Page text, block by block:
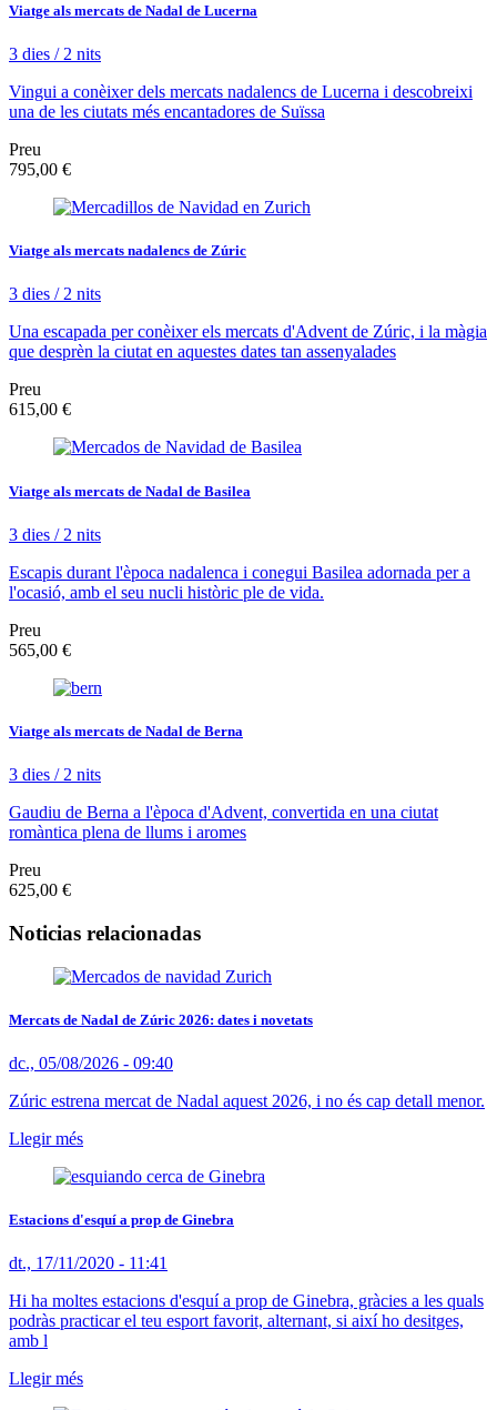
Viatge als mercats de Nadal de Lucerna
3 dies / 2 nits
Vingui a conèixer dels mercats nadalencs de Lucerna i descobreixi
una de les ciutats més encantadores de Suïssa
Preu
795,00 €
Viatge als mercats nadalencs de Zúric
3 dies / 2 nits
Una escapada per conèixer els mercats d'Advent de Zúric, i la màgia
que desprèn la ciutat en aquestes dates tan assenyalades
Preu
615,00 €
Viatge als mercats de Nadal de Basilea
3 dies / 2 nits
Escapis durant l'època nadalenca i conegui Basilea adornada per a
l'ocasió, amb el seu nucli històric ple de vida.
Preu
565,00 €
Viatge als mercats de Nadal de Berna
3 dies / 2 nits
Gaudiu de Berna a l'època d'Advent, convertida en una ciutat
romàntica plena de llums i aromes
Preu
625,00 €
Noticias relacionadas
Mercats de Nadal de Zúric 2026: dates i novetats
dc., 05/08/2026 - 09:40
Zúric estrena mercat de Nadal aquest 2026, i no és cap detall menor.
Llegir més
Estacions d'esquí a prop de Ginebra
dt., 17/11/2020 - 11:41
Hi ha moltes estacions d'esquí a prop de Ginebra, gràcies a les quals
podràs practicar el teu esport favorit, alternant, si així ho desitges,
amb l
Llegir més